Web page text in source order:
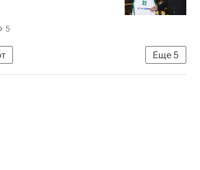
5
Еще5
пакет